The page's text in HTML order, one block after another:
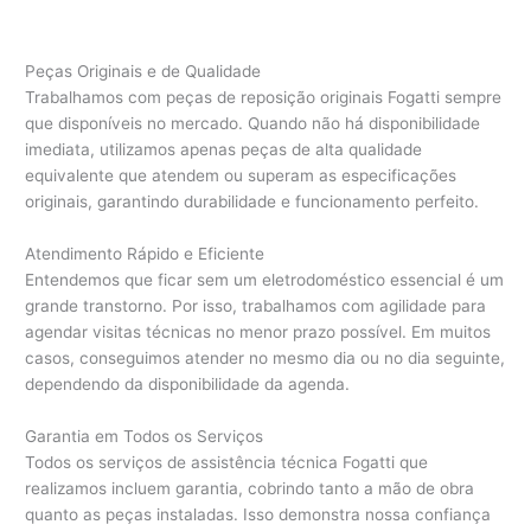
Peças Originais e de Qualidade
Trabalhamos com peças de reposição originais Fogatti sempre
que disponíveis no mercado. Quando não há disponibilidade
imediata, utilizamos apenas peças de alta qualidade
equivalente que atendem ou superam as especificações
originais, garantindo durabilidade e funcionamento perfeito.
Atendimento Rápido e Eficiente
Entendemos que ficar sem um eletrodoméstico essencial é um
grande transtorno. Por isso, trabalhamos com agilidade para
agendar visitas técnicas no menor prazo possível. Em muitos
casos, conseguimos atender no mesmo dia ou no dia seguinte,
dependendo da disponibilidade da agenda.
Garantia em Todos os Serviços
Todos os serviços de assistência técnica Fogatti que
realizamos incluem garantia, cobrindo tanto a mão de obra
quanto as peças instaladas. Isso demonstra nossa confiança